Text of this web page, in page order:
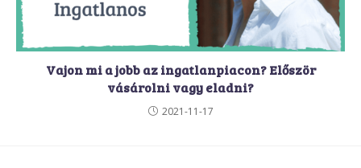
Vajon mi a jobb az ingatlanpiacon? Először
vásárolni vagy eladni?
2021-11-17